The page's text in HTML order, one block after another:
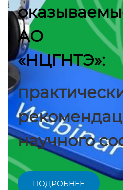
АО
«НЦГНТЭ»:
научного
ПОДРОБНЕЕ